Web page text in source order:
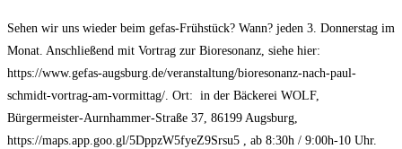
Sehen wir uns wieder beim gefas-Frühstück? Wann? jeden 3. Donnerstag im
Monat. Anschließend mit Vortrag zur Bioresonanz, siehe hier:
https://www.gefas-augsburg.de/veranstaltung/bioresonanz-nach-paul-
schmidt-vortrag-am-vormittag/. Ort: in der Bäckerei WOLF,
Bürgermeister-Aurnhammer-Straße 37, 86199 Augsburg,
https://maps.app.goo.gl/5DppzW5fyeZ9Srsu5 , ab 8:30h / 9:00h-10 Uhr.